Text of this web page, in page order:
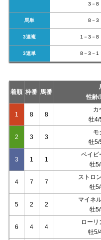
3－8
馬単 8－3
3連複 1－3－8
3連単 8－3－1
着順 枠番 馬番
性齢/
1 8 8
カ
牡4/
2 3 3
モ
牡5/
3 1 1
ベイビ
牡
4 7 7
ストロ
牡
5 2 2
マイネ
牡
6 4 4
ローリ
牡5/